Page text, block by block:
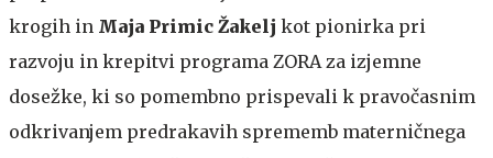
krogih in Maja Primic Žakelj kot pionirka pri
razvoju in krepitvi programa ZORA za izjemne
dosežke, ki so pomembno prispevali k pravočasnim
odkrivanjem predrakavih sprememb materničnega